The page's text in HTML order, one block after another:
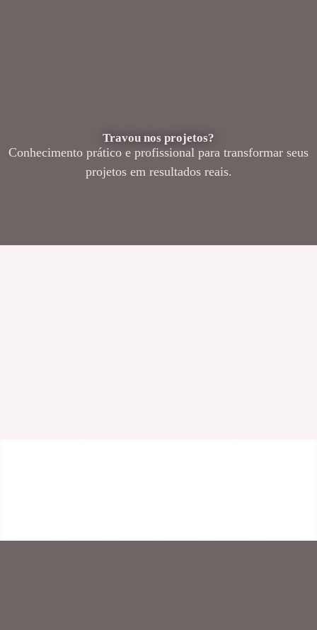
Travou nos projetos?
Conhecimento prático e profissional para transformar seus
projetos em resultados reais.